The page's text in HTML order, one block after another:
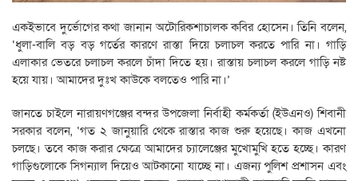
একইভাবে দুর্ভোগের কথা জানান অটোরিকশাচালক কবির হোসেন। তিনি বলেন,
‘ধুলা-বালি বড় বড় গর্তের কারণে রাস্তা দিয়ে চলাচল করতে পারি না। গাড়ি
এলাকার ভেতরে চলাচল করলে চাঁদা দিতে হয়। রাস্তায় চলাচল করলে গাড়ি নষ্ট
হয়ে যায়। আমাদের দুঃখ কাউকে বলতেও পারি না।’
জানতে চাইলে নারায়ণগঞ্জের বন্দর উপজেলা নির্বাহী কর্মকর্তা (ইউএনও) শিবানী
সরকার বলেন, ‌‘গত ২ জানুয়ারি থেকে রাস্তার কাজ শুরু হয়েছে। কাজ এখনো
চলছে। তবে কাজ করার ক্ষেত্রে আমাদের চ্যালেঞ্জের মুখোমুখি হতে হচ্ছে। কারণ
গাড়িগুলোকে সিগন্যাল দিয়েও আটকানো যাচ্ছে না। এজন্য পুলিশ প্রশাসন এবং